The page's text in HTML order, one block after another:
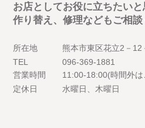
お店としてお役に立ちたいと
作り替え、修理などもご相談
所在地
熊本市東区花立2－12
TEL
096-369-1881
営業時間
11:00-18:00(時間外は
定休日
水曜日、木曜日